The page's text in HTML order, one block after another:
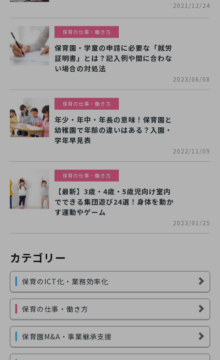
2021/12/24
保育の仕事・働き方
保育園・学童の申請に必要な「就労
証明書」とは？記入例や間に合わな
い場合の対処法
2023/06/08
保育の仕事・働き方
年少・年中・年長の意味！保育園と
幼稚園で年齢の違いはある？入園・
学年早見表
2022/11/09
保育の仕事・働き方
【最新】3歳・4歳・5歳児向け室内
でできる集団遊び24選！身体を動か
す運動やゲーム
2023/01/25
カテゴリー
保育のICT化・業務効率化
保育の仕事・働き方
保育園M&A・事業継承支援